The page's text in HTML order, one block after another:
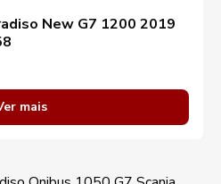
New G7 1200 2019
mais